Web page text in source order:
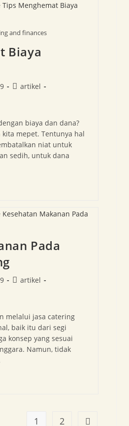
and finances
Biaya
artikel
biaya dan dana?
mepet. Tentunya hal
niat untuk
sedih, untuk dana
Pada
artikel
melalui jasa catering
baik itu dari segi
konsep yang sesuai
Namun, tidak
1 2